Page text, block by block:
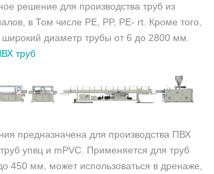
решение для производства труб из
в Том числе PE, PP, PE- rt. Кроме того,
широкий диаметр трубы от 6 до 2800 мм.
труб
предназначена для производства ПВХ
упвц и mPVC. Применяется для труб
450 мм, может использоваться в дренаже,